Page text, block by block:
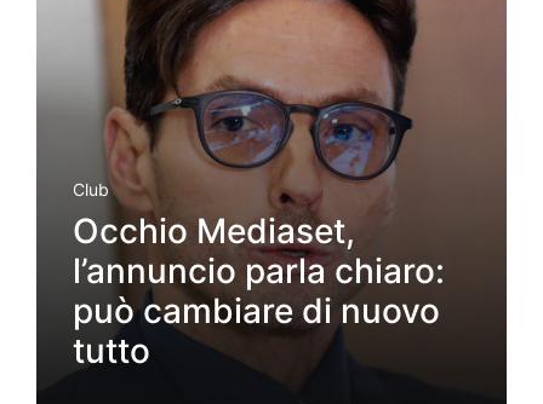
Club
Occhio Mediaset,
l’annuncio parla chiaro:
può cambiare di nuovo
tutto